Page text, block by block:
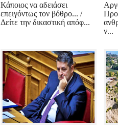
Κάποιος να αδειάσει
επειγόντως τον βόθρο... /
Δείτε την δικαστική απόφ...
ν...